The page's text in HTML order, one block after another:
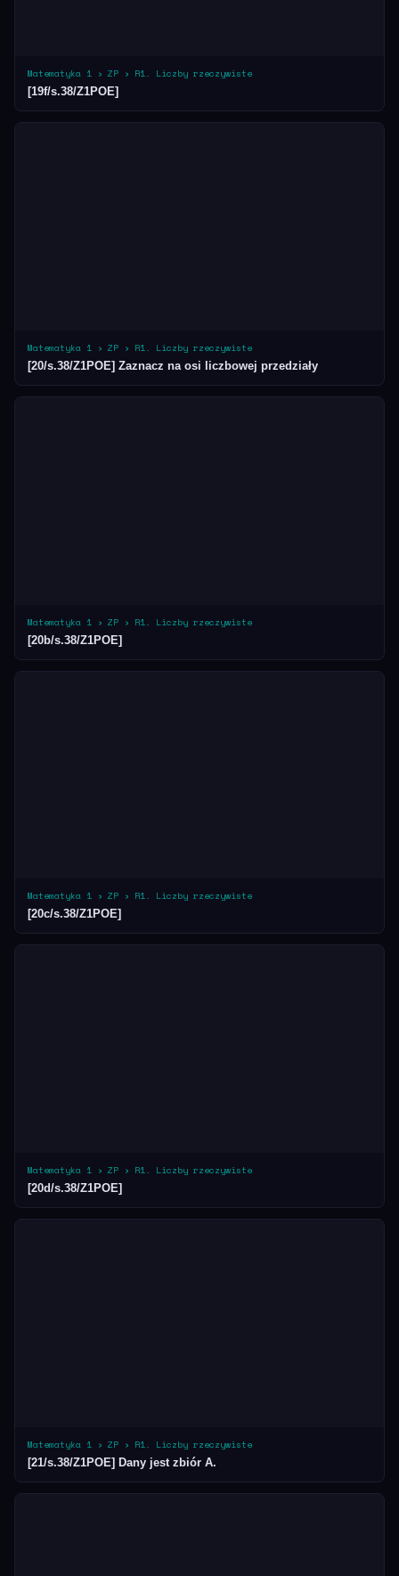
Matematyka 1 › ZP › R1. Liczby rzeczywiste
[19f/s.38/Z1POE]
Matematyka 1 › ZP › R1. Liczby rzeczywiste
[20/s.38/Z1POE] Zaznacz na osi liczbowej przedziały
Matematyka 1 › ZP › R1. Liczby rzeczywiste
[20b/s.38/Z1POE]
Matematyka 1 › ZP › R1. Liczby rzeczywiste
[20c/s.38/Z1POE]
Matematyka 1 › ZP › R1. Liczby rzeczywiste
[20d/s.38/Z1POE]
Matematyka 1 › ZP › R1. Liczby rzeczywiste
[21/s.38/Z1POE] Dany jest zbiór A.